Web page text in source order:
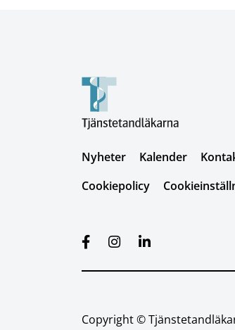
Nyheter Kalender
Cookiepolicy
Copyright ©